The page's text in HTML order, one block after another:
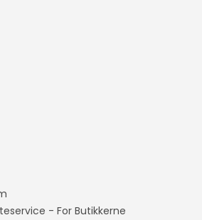
- For Butikkerne